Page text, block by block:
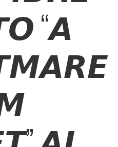
“𝘼